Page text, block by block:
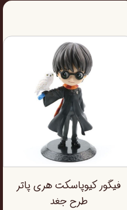
فیگور کیوپاسکت هری پاتر
طرح جغد